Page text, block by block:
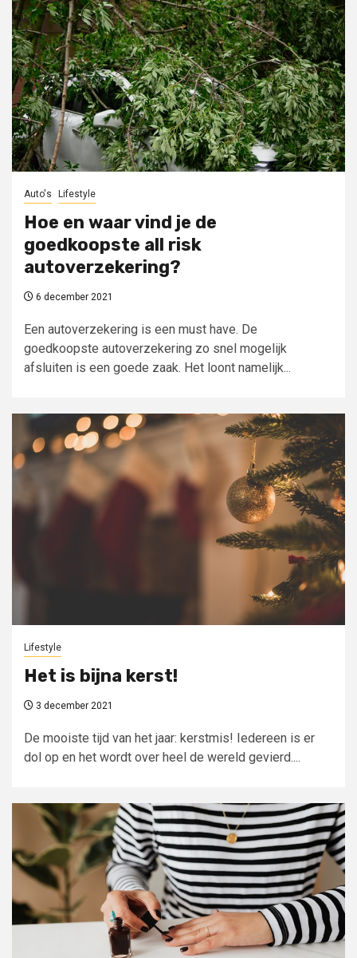
Auto's Lifestyle
Hoe en waar vind je de
goedkoopste all risk
autoverzekering?
6 december 2021
Een autoverzekering is een must have. De
goedkoopste autoverzekering zo snel mogelijk
afsluiten is een goede zaak. Het loont namelijk...
Lifestyle
Het is bijna kerst!
3 december 2021
De mooiste tijd van het jaar: kerstmis! Iedereen is er
dol op en het wordt over heel de wereld gevierd....